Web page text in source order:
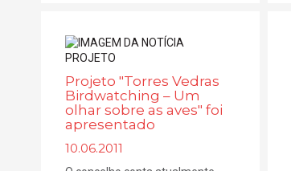
Projeto "Torres Vedras
Birdwatching – Um
olhar sobre as aves" foi
apresentado
10.06.2011